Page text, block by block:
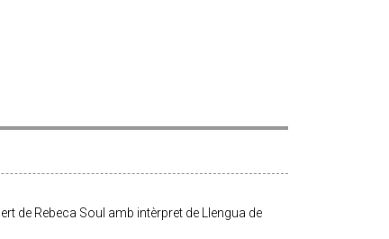
de Rebeca Soul amb intèrpret de Llengua de